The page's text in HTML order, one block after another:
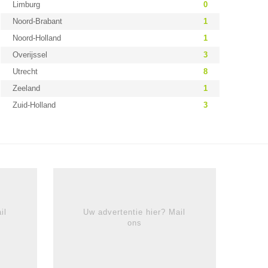
Limburg
0
Noord-Brabant
1
Noord-Holland
1
Overijssel
3
Utrecht
8
Zeeland
1
Zuid-Holland
3
Uw advertentie hier? Mail
ons